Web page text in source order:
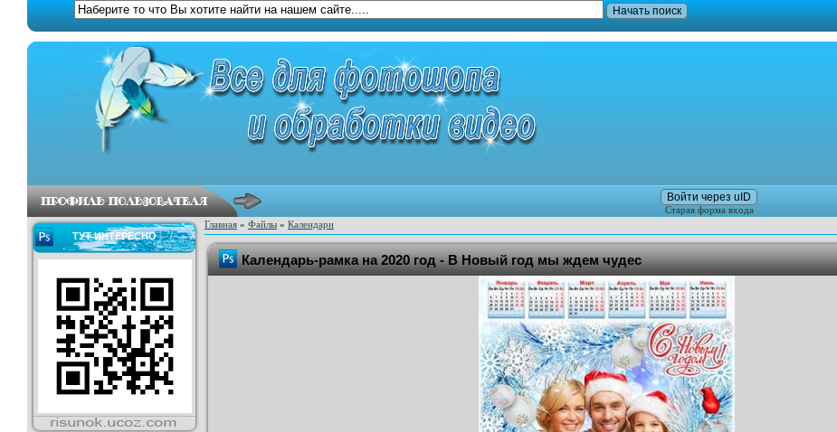
Войти через uID
Старая форма входа
ТУТ ИНТЕРЕСНО
Главная » Файлы » Календари
Календарь-рамка на 2020 год - В Новый год мы ждем чудес